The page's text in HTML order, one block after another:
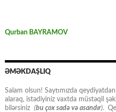
Qurban BAYRAMOV
ƏMƏKDAŞLIQ
Salam olsun! Saytımızda
alaraq, istədiyiniz vaxtda müstəqil
bilərsiniz (bu çox sadə və asandır).